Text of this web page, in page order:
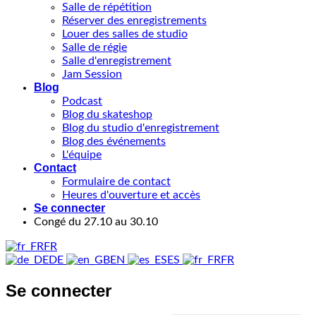
Salle de répétition
Réserver des enregistrements
Louer des salles de studio
Salle de régie
Salle d'enregistrement
Jam Session
Blog
Podcast
Blog du skateshop
Blog du studio d'enregistrement
Blog des événements
L'équipe
Contact
Formulaire de contact
Heures d'ouverture et accès
Se connecter
Congé du 27.10 au 30.10
FR
DE
EN ES FR
Se connecter